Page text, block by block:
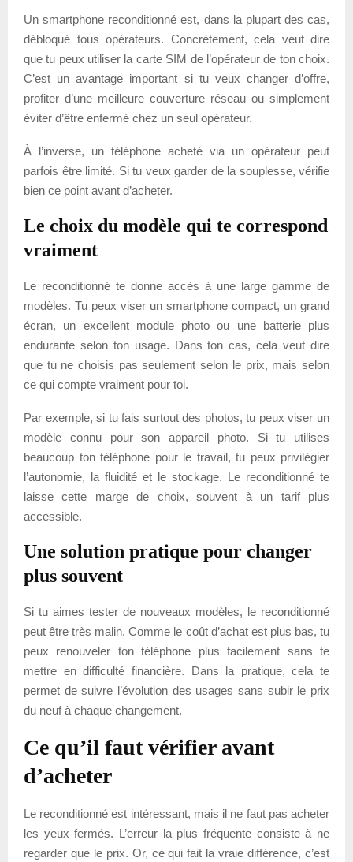
Un smartphone reconditionné est, dans la plupart des cas,
débloqué tous opérateurs. Concrètement, cela veut dire
que tu peux utiliser la carte SIM de l’opérateur de ton choix.
C’est un avantage important si tu veux changer d’offre,
profiter d’une meilleure couverture réseau ou simplement
éviter d’être enfermé chez un seul opérateur.
À l’inverse, un téléphone acheté via un opérateur peut
parfois être limité. Si tu veux garder de la souplesse, vérifie
bien ce point avant d’acheter.
Le choix du modèle qui te correspond
vraiment
Le reconditionné te donne accès à une large gamme de
modèles. Tu peux viser un smartphone compact, un grand
écran, un excellent module photo ou une batterie plus
endurante selon ton usage. Dans ton cas, cela veut dire
que tu ne choisis pas seulement selon le prix, mais selon
ce qui compte vraiment pour toi.
Par exemple, si tu fais surtout des photos, tu peux viser un
modèle connu pour son appareil photo. Si tu utilises
beaucoup ton téléphone pour le travail, tu peux privilégier
l’autonomie, la fluidité et le stockage. Le reconditionné te
laisse cette marge de choix, souvent à un tarif plus
accessible.
Une solution pratique pour changer
plus souvent
Si tu aimes tester de nouveaux modèles, le reconditionné
peut être très malin. Comme le coût d’achat est plus bas, tu
peux renouveler ton téléphone plus facilement sans te
mettre en difficulté financière. Dans la pratique, cela te
permet de suivre l’évolution des usages sans subir le prix
du neuf à chaque changement.
Ce qu’il faut vérifier avant
d’acheter
Le reconditionné est intéressant, mais il ne faut pas acheter
les yeux fermés. L’erreur la plus fréquente consiste à ne
regarder que le prix. Or, ce qui fait la vraie différence, c’est